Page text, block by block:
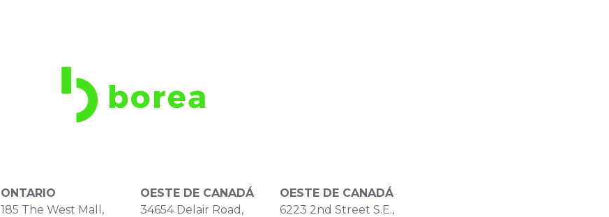
ONTARIO
185 The West Mall,
OESTE DE CANADÁ
34654 Delair Road,
OESTE DE CANADÁ
6223 2nd Street S.E.,